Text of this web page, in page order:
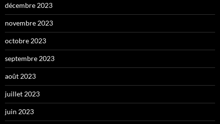
décembre 2023
novembre 2023
octobre 2023
septembre 2023
août 2023
juillet 2023
juin 2023